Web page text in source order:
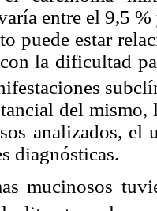
entre el 9,5
puede estar
la dificultad
del
analizados,
diagnósticas.
mucinosos